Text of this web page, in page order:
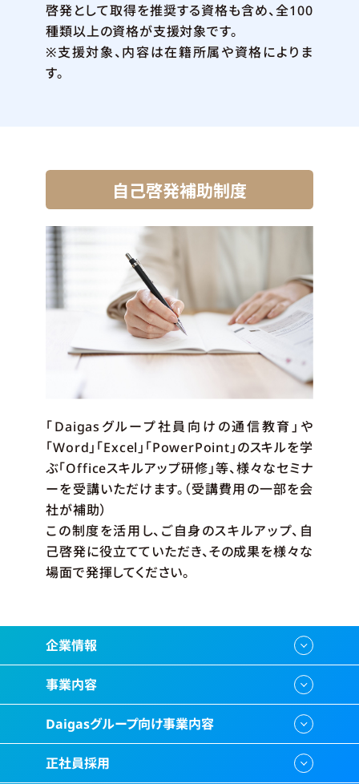
啓発として取得を推奨する資格も含め、全100
種類以上の資格が支援対象です。
※支援対象、内容は在籍所属や資格によりま
す。
自己啓発補助制度
「Daigasグループ社員向けの通信教育」や
「Word」「Excel」「PowerPoint」のスキルを学
ぶ「Officeスキルアップ研修」等、様々なセミナ
ーを受講いただけます。（受講費用の一部を会
社が補助）
この制度を活用し、ご自身のスキルアップ、自
己啓発に役立てていただき、その成果を様々な
場面で発揮してください。
企業情報
事業内容
Daigasグループ向け事業内容
正社員採用